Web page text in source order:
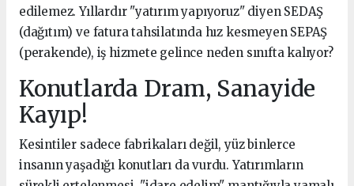
edilemez. Yıllardır "yatırım yapıyoruz" diyen SEDAŞ
(dağıtım) ve fatura tahsilatında hız kesmeyen SEPAŞ
(perakende), iş hizmete gelince neden sınıfta kalıyor?
Konutlarda Dram, Sanayide
Kayıp!
Kesintiler sadece fabrikaları değil, yüz binlerce
insanın yaşadığı konutları da vurdu. Yatırımların